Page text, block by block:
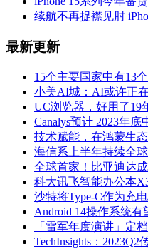
续航不再捉襟见肘
最新更新
15个主要国家中有13
小美AI城：AI或许正
UC浏览器，好用了19
Canalys预计 2023年
技术赋能，在鸿蒙生
海信系上半年持续全
全球首家！比亚迪达
科大讯飞智能办公本
沙特将Type-C作为充
Android 14操作系统
「雷军年度演讲」定
TechInsights：